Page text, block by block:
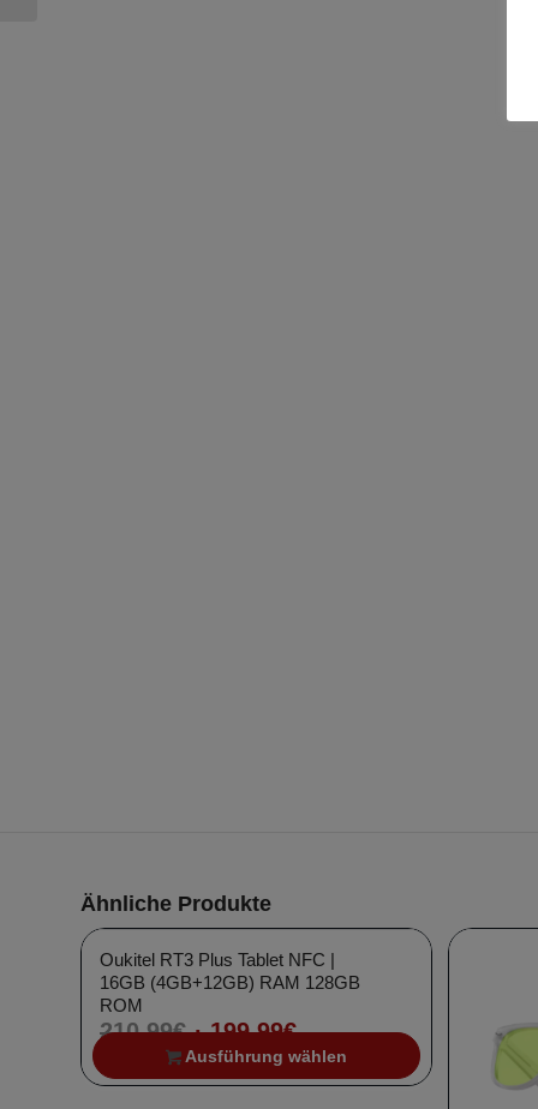
Ähnliche Produkte
Oukitel RT3 Plus Tablet NFC |
16GB (4GB+12GB) RAM 128GB
ROM
210,99€Ursprünglicher
Preis
war:
199,99€Aktueller
Preis
ist:
Ausführung wählen